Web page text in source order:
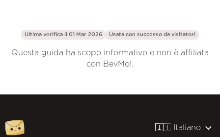
Ultima verifica il 01 Mar 2026 Usata con successo da visitatori
Questa guida ha scopo informativo e non è affiliata
con BevMo!.
🇮🇹 Italiano